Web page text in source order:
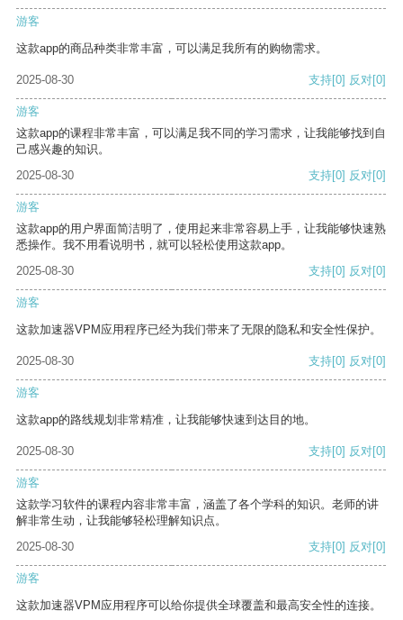
游客
这款app的商品种类非常丰富，可以满足我所有的购物需求。
2025-08-30 支持[0] 反对[0]
游客
这款app的课程非常丰富，可以满足我不同的学习需求，让我能够找到自
己感兴趣的知识。
2025-08-30
支持[0] 反对[0]
游客
这款app的用户界面简洁明了，使用起来非常容易上手，让我能够快速熟
悉操作。我不用看说明书，就可以轻松使用这款app。
2025-08-30
支持[0] 反对[0]
游客
这款加速器VPM应用程序已经为我们带来了无限的隐私和安全性保护。
2025-08-30 支持[0] 反对[0]
游客
这款app的路线规划非常精准，让我能够快速到达目的地。
2025-08-30 支持[0] 反对[0]
游客
这款学习软件的课程内容非常丰富，涵盖了各个学科的知识。老师的讲
解非常生动，让我能够轻松理解知识点。
2025-08-30
支持[0] 反对[0]
游客
这款加速器VPM应用程序可以给你提供全球覆盖和最高安全性的连接。